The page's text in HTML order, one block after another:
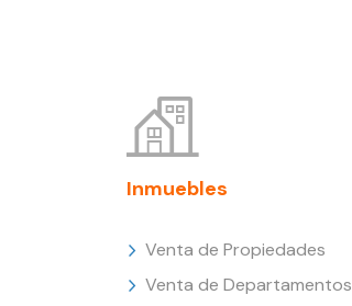
Inmuebles
Venta de Propiedades
Venta de Departamentos